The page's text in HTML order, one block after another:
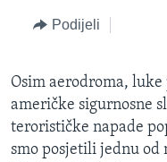
navigaciju
na
pretragu
VIJESTI
BOSNA I
SVIJET
SPECIJALNI PROJEKTI
KORUPCIJA
SLOBODA MEDIJA
Podijeli
Osim aerodroma,
američke sigurnosne
terorističke napade
smo posjetili jednu